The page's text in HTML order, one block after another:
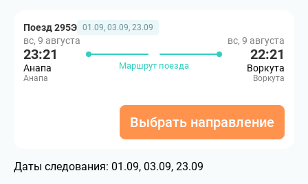
Поезд 295Э 01.09, 03.09, 23.09
вс, 9 августа
23:21
Анапа
Анапа
Маршрут поезда
вс, 9 августа
22:21
Воркута
Воркута
Выбрать направление
Даты следования: 01.09, 03.09, 23.09